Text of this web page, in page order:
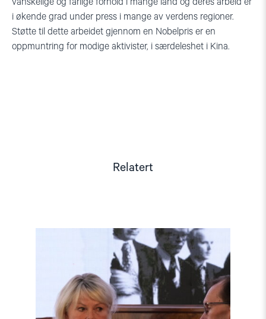
i økende grad under press i mange av verdens regioner.
Støtte til dette arbeidet gjennom en Nobelpris er en
oppmuntring for modige aktivister, i særdeleshet i Kina.
Relatert
Read
article
"Møt
Helsingforskomiteen
på
Arendalsuka
2026"